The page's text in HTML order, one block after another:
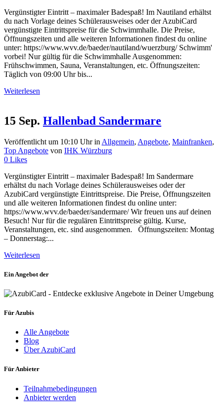
Vergünstigter Eintritt – maximaler Badespaß! Im Nautiland erhältst
du nach Vorlage deines Schülerausweises oder der AzubiCard
vergünstigte Eintrittspreise für die Schwimmhalle. Die Preise,
Öffnungszeiten und alle weiteren Informationen findest du online
unter: https://www.wvv.de/baeder/nautiland/wuerzburg/ Schwimm'
vorbei! Nur gültig für die Schwimmhalle Ausgenommen:
Frühschwimmen, Sauna, Veranstaltungen, etc. Öffnungszeiten:
Täglich von 09:00 Uhr bis...
Weiterlesen
15 Sep. Hallenbad Sandermare
Veröffentlicht um 10:10 Uhrin Allgemein, Angebote, Mainfranken,
Top Angebote von IHK Würzburg
0 Likes
Vergünstigter Eintritt – maximaler Badespaß! Im Sandermare
erhältst du nach Vorlage deines Schülerausweises oder der
AzubiCard vergünstigte Eintrittspreise. Die Preise, Öffnungszeiten
und alle weiteren Informationen findest du online unter:
https://www.wvv.de/baeder/sandermare/ Wir freuen uns auf deinen
Besuch! Nur für die regulären Eintrittspreise gültig. Kurse,
Veranstaltungen, etc. sind ausgenommen. Öffnungszeiten: Montag
– Donnerstag:...
Weiterlesen
Ein Angebot der
Für Azubis
Alle Angebote
Blog
Über AzubiCard
Für Anbieter
Teilnahmebedingungen
Anbieter werden